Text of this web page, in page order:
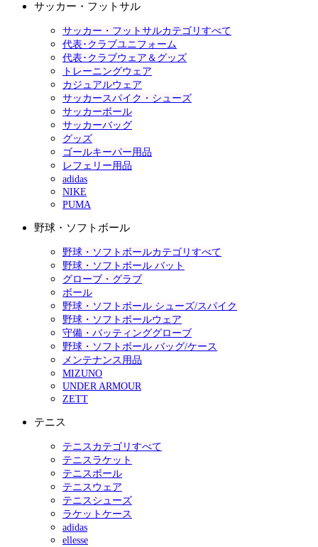
サッカー・フットサル
サッカー・フットサルカテゴリすべて
代表･クラブユニフォーム
代表･クラブウェア＆グッズ
トレーニングウェア
カジュアルウェア
サッカースパイク・シューズ
サッカーボール
サッカーバッグ
グッズ
ゴールキーパー用品
レフェリー用品
adidas
NIKE
PUMA
野球・ソフトボール
野球・ソフトボールカテゴリすべて
野球・ソフトボール バット
グローブ・グラブ
ボール
野球・ソフトボール シューズ/スパイク
野球・ソフトボールウェア
守備・バッティンググローブ
野球・ソフトボール バッグ/ケース
メンテナンス用品
MIZUNO
UNDER ARMOUR
ZETT
テニス
テニスカテゴリすべて
テニスラケット
テニスボール
テニスウェア
テニスシューズ
ラケットケース
adidas
ellesse